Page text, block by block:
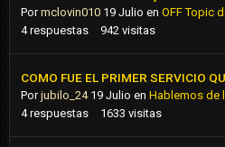
Pormclovin010 19 Julio en OFF Topic
4 respuestas 942 visitas
COMO FUE EL PRIMER SERVICIO
Porjubilo_24 19 Julio en Hablemos de
4 respuestas 1633 visitas